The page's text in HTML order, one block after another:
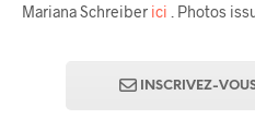
Mariana Schreiber ici . Photos
INSCRIVEZ-